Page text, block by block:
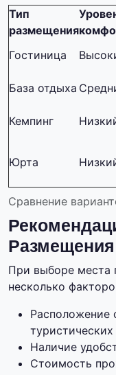
Сравнение
Тип
размещения
Гостиница
База отдыха
Кемпинг
Юрта
Размещения
При выборе места
несколько
Расположение
Наличие
Стоимость